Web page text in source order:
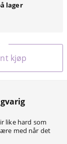
lager
kjøp
like hard som
med når det